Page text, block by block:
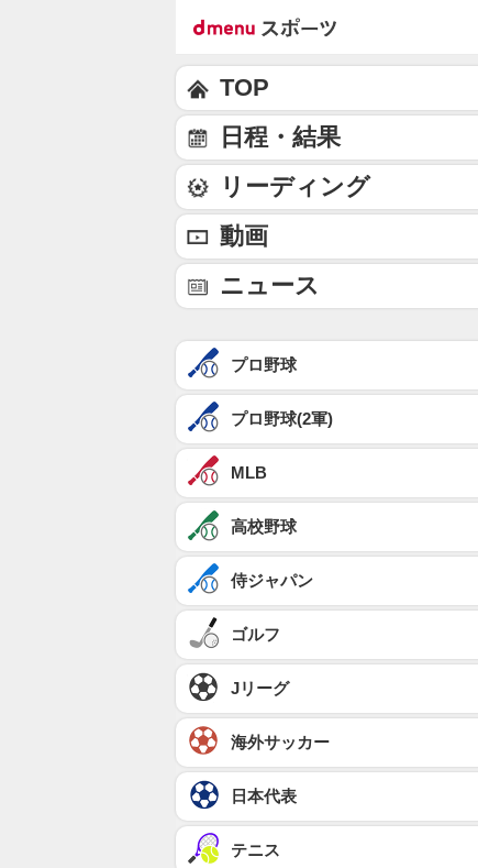
TOP
日程・結果
リーディング
動画
ニュース
プロ野球
プロ野球(2軍)
MLB
高校野球
侍ジャパン
ゴルフ
Jリーグ
海外サッカー
日本代表
テニス